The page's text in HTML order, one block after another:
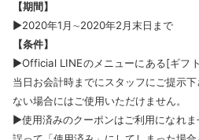
【期間】
▶2020年1月∼2020年2月末日まで
【条件】
▶Official LINEのメニューにある[ギフ
当日お会計時までにスタッフにご提示
ない場合にはご使用いただけません。
▶使用済みのクーポンはご利用になれ